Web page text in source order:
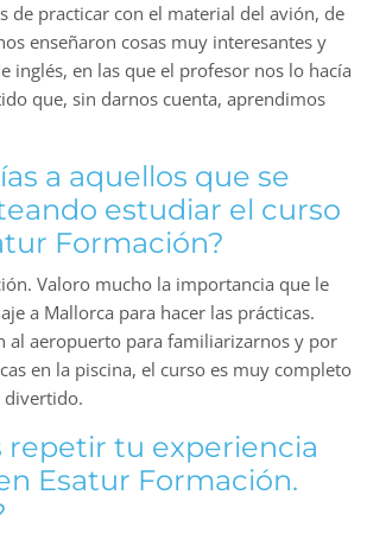
de practicar con el material del avión, de
enseñaron cosas muy interesantes y
inglés, en las que el profesor nos lo hacía
que, sin darnos cuenta, aprendimos
a aquellos que se
estudiar el curso
Formación?
Valoro mucho la importancia que le
a Mallorca para hacer las prácticas.
al aeropuerto para familiarizarnos y por
en la piscina, el curso es muy completo
repetir tu experiencia
Esatur Formación.